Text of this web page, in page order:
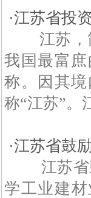
·江苏省投
江苏，简
我国最富
称。因其
称“江苏”。
·江苏省鼓
江苏省鼓
学工业建